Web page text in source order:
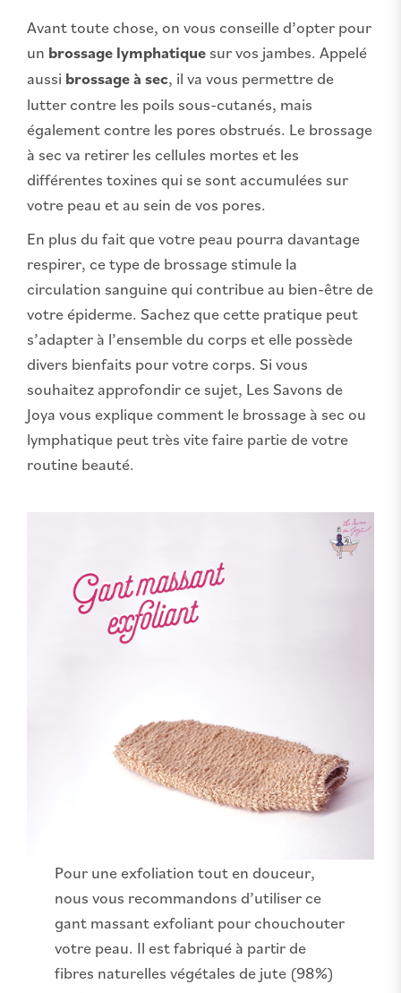
Avant toute chose, on vous conseille d’opter pour
un brossage lymphatique sur vos jambes. Appelé
aussi brossage à sec, il va vous permettre de
lutter contre les poils sous-cutanés, mais
également contre les pores obstrués. Le brossage
à sec va retirer les cellules mortes et les
différentes toxines qui se sont accumulées sur
votre peau et au sein de vos pores.
En plus du fait que votre peau pourra davantage
respirer, ce type de brossage stimule la
circulation sanguine qui contribue au bien-être de
votre épiderme. Sachez que cette pratique peut
s’adapter à l’ensemble du corps et elle possède
divers bienfaits pour votre corps. Si vous
souhaitez approfondir ce sujet, Les Savons de
Joya vous explique comment le brossage à sec ou
lymphatique peut très vite faire partie de votre
routine beauté.
Pour une exfoliation tout en douceur,
nous vous recommandons d’utiliser ce
gant massant exfoliant pour chouchouter
votre peau. Il est fabriqué à partir de
fibres naturelles végétales de jute (98%)